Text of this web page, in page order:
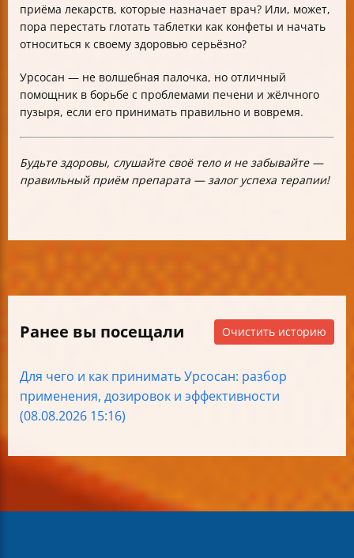
приёма лекарств, которые назначает врач? Или, может,
пора перестать глотать таблетки как конфеты и начать
относиться к своему здоровью серьёзно?
Урсосан — не волшебная палочка, но отличный
помощник в борьбе с проблемами печени и жёлчного
пузыря, если его принимать правильно и вовремя.
Будьте здоровы, слушайте своё тело и не забывайте —
правильный приём препарата — залог успеха терапии!
Ранее вы посещали Очистить историю
Для чего и как принимать Урсосан: разбор
применения, дозировок и эффективности
(08.08.2026 15:16)